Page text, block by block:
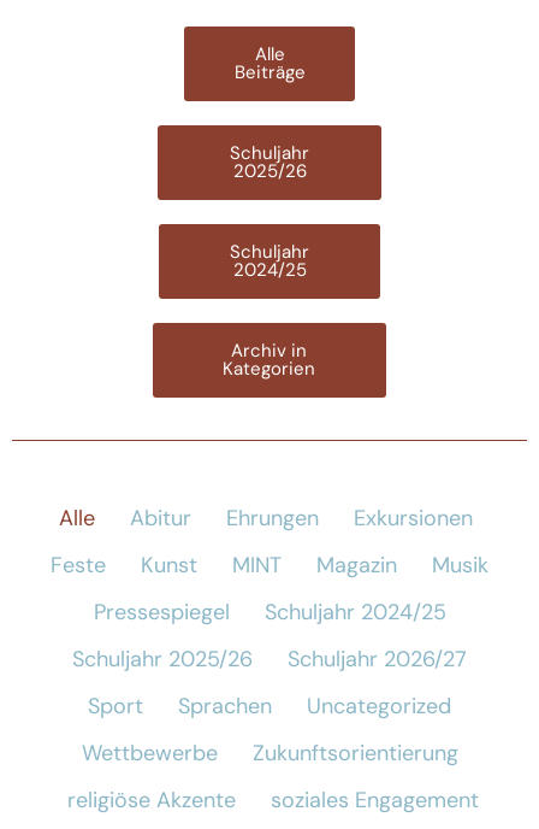
Alle
Beiträge
Schuljahr
2025/26
Schuljahr
2024/25
Archiv in
Kategorien
Alle Abitur Ehrungen
Exkursionen
Feste
Kunst MINT Magazin
Musik
Pressespiegel
Schuljahr 2024/25
Schuljahr 2025/26
Schuljahr 2026/27
Sport
Sprachen
Uncategorized
Wettbewerbe
Zukunftsorientierung
religiöse Akzente
soziales Engagement